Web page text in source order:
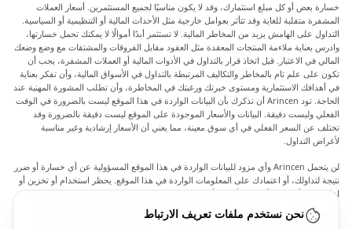
خسارة بعض أو كل مبلغ استثمارك، وقد لا يكون مناسبًا لجميع المستثمرين. أسعار العملات
المشفرة متقلبة للغاية وقد تتأثر بعوامل خارجية مثل الأحداث المالية أو التنظيمية أو السياسية.
التداول على الهامش يزيد من المخاطر المالية. لا تستثمر أبدًا أموالًا لا يمكنك تحمل خسارتها،
وادرس بعناية ملاءمة المنتجات المعقدة مثل العقود مقابل الفروقات والمشتقات مع وضع وضعك
المالي في الاعتبار. قبل اتخاذ قرار بالتداول في الأدوات المالية أو العملات المشفرة، يجب أن
تكون على علم تام بالمخاطر والتكاليف المرتبطة بالتداول في الأسواق المالية، وأن تفكر بعناية
في أهدافك الاستثمارية ومستوى خبرتك ورغبتك في المخاطرة، وأن تطلب المشورة المهنية عند
الحاجة. تود Arincen أن تذكرك بأن البيانات الواردة في هذا الموقع ليست بالضرورة في الوقت
الفعلي وليست دقيقة. البيانات والأسعار الموجودة على الموقع ليست دقيقة بالضرورة وقد
تختلف عن السعر الفعلي في أي سوق معينة، مما يعني أن الأسعار إرشادية وغير مناسبة
لأغراض التداول.
لن يتحمل Arincen وأي مزود للبيانات الواردة في هذا الموقع المسؤولية عن أي خسارة أو ضرر
نتيجة لتداولك، أو اعتمادك على المعلومات الواردة في هذا الموقع. يحظر استخدام أو تخزين أو
إعادة إنتاج أو عرض أو تعديل أو نقل أو توزيع البيانات الموجودة في هذا الموقع دون الحصول
على إذن كتابي صريح مسبق من Arincen و/أو مزود البيانات. جميع حقوق الملكية الفكرية
محفوظة من قبل مقدمي الخدمة و/أو البورصة التي تقدم البيانات الواردة في هذا الموقع. قد
نحن نستخدم ملفات تعريف الارتباط